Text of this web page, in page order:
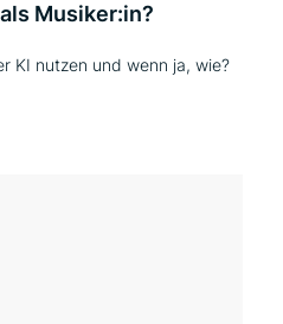
Musiker:in?
KI nutzen und wenn ja, wie?